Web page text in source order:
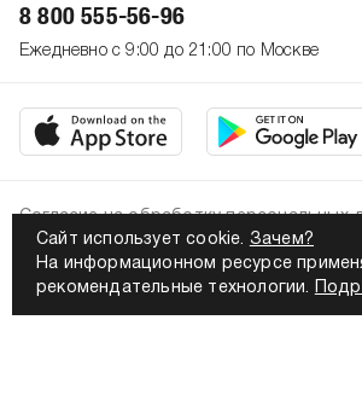
Сайт использует cookie. Зачем?
На информационном ресурсе
рекомендательные технологии.
8 800 555-56-96
Ежедневно с 9:00 до 21:00 по Москве
2026. Все права защищены
Политика конфиденциальности
Согласие на обработку персональных